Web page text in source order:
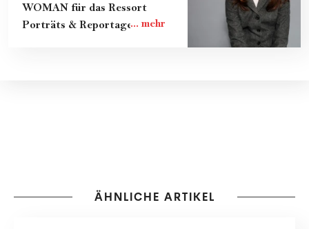
WOMAN für das Ressort
Porträts & Reportagen.
ÄHNLICHE ARTIKEL